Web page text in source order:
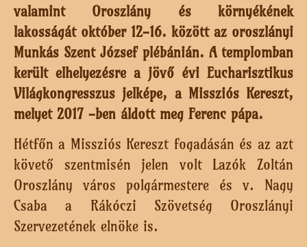
valamint Oroszlány és környékének
lakosságát október 12-16. között az oroszlányi
Munkás Szent József plébánián. A templomban
került elhelyezésre a jövő évi Eucharisztikus
Világkongresszus jelképe, a Missziós Kereszt,
melyet 2017 -ben áldott meg Ferenc pápa.
Hétfőn a Missziós Kereszt fogadásán és az azt
követő szentmisén jelen volt Lazók Zoltán
Oroszlány város polgármestere és v. Nagy
Csaba a Rákóczi Szövetség Oroszlányi
Szervezetének elnöke is.